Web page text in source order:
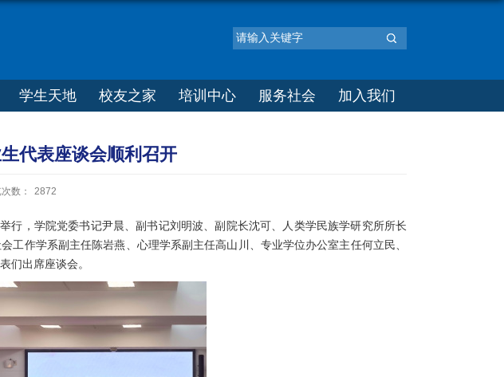
学生天地 校友之家 培训中心 服务社会 加入我们
代表座谈会顺利召开
数： 2872
，学院党委书记尹晨、副书记刘明波、副院长沈可、人类学民族学研究所所长
作学系副主任陈岩燕、心理学系副主任高山川、专业学位办公室主任何立民、
们出席座谈会。